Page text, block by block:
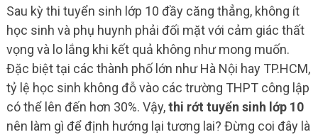
Sau kỳ thi tuyển sinh lớp 10 đầy căng thẳng, không ít
học sinh và phụ huynh phải đối mặt với cảm giác thất
vọng và lo lắng khi kết quả không như mong muốn.
Đặc biệt tại các thành phố lớn như Hà Nội hay TP.HCM,
tỷ lệ học sinh không đỗ vào các trường THPT công lập
có thể lên đến hơn 30%. Vậy,thi rớt tuyển sinh lớp 10
nên làm gì để định hướng lại tương lai? Đừng coi đây là